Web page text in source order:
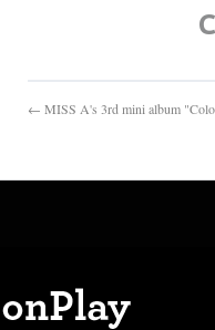
← MISS A's 3rd mini album